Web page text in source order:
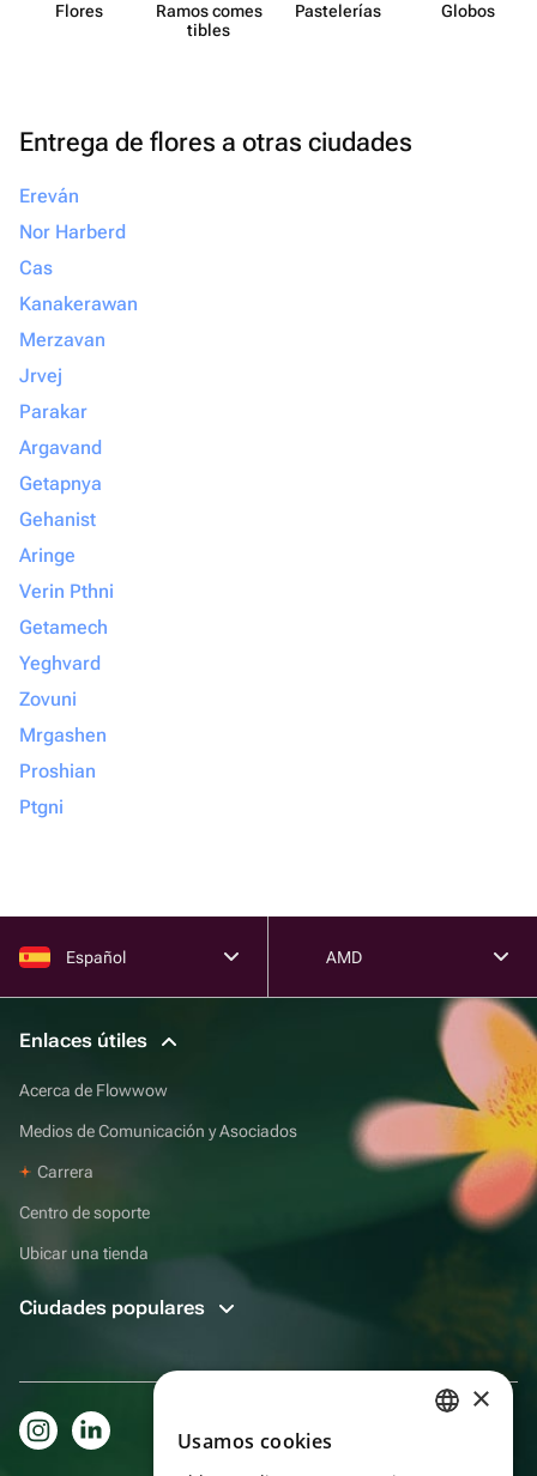
Flores
Ramos comes​
tibles
Paste​lerías Globos
Entrega de flores a otras ciudades
Ereván
Nor Harberd
Cas
Kanakerawan
Merzavan
Jrvej
Parakar
Argavand
Getapnya
Gehanist
Aringe
Verin Pthni
Getamech
Yeghvard
Zovuni
Mrgashen
Proshian
Ptgni
Español AMD
Enlaces útiles
Acerca de Flowwow
Medios de Comunicación y Asociados
Carrera
Centro de soporte
Ubicar una tienda
Ciudades populares
×
Usamos cookies